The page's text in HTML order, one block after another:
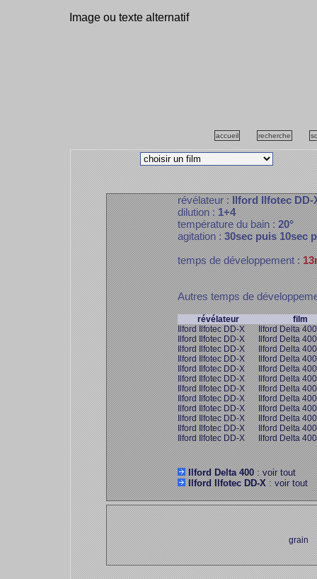
Image ou texte alternatif
accueil recherche
révélateur :Ilford Ilfotec DD-
dilution :1+4
température du bain :20°
agitation :30sec puis 10sec
temps de développement :
Autres temps de
révélateur
film
Ilford Ilfotec DD-X
Ilford Delta 400
Ilford Ilfotec DD-X
Ilford Delta 400
Ilford Ilfotec DD-X
Ilford Delta 400
Ilford Ilfotec DD-X
Ilford Delta 400
Ilford Ilfotec DD-X
Ilford Delta 400
Ilford Ilfotec DD-X
Ilford Delta 400
Ilford Ilfotec DD-X
Ilford Delta 400
Ilford Ilfotec DD-X
Ilford Delta 400
Ilford Ilfotec DD-X
Ilford Delta 400
Ilford Ilfotec DD-X
Ilford Delta 400
Ilford Ilfotec DD-X
Ilford Delta 400
Ilford Ilfotec DD-X
Ilford Delta 400
Ilford Delta 400: voir tout
Ilford Ilfotec DD-X: voir tout
grain